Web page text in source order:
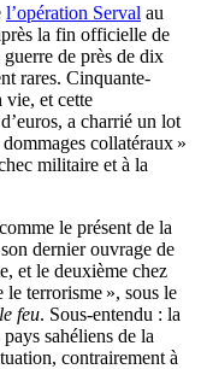
l’opération Serval au
la fin officielle de
guerre de près de dix
rares. Cinquante-
vie, et cette
a charrié un lot
dommages collatéraux »
militaire et à la
le présent de la
dernier ouvrage de
et le deuxième chez
le terrorisme », sous le
feu. Sous-entendu : la
pays sahéliens de la
contrairement à